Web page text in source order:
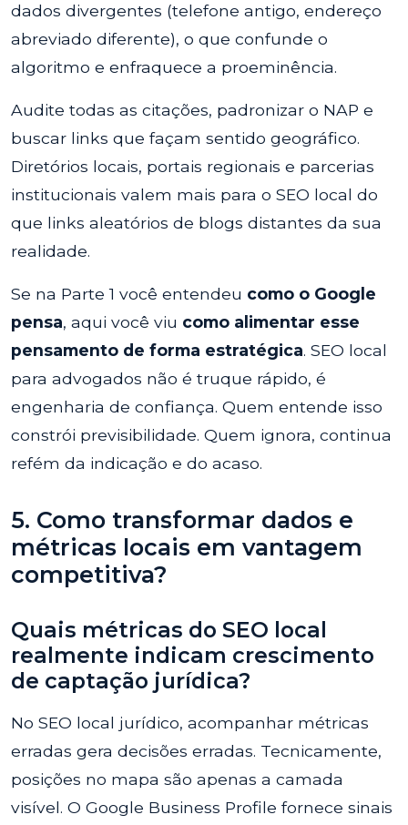
dados divergentes (telefone antigo, endereço
abreviado diferente), o que confunde o
algoritmo e enfraquece a proeminência.
Audite todas as citações, padronizar o NAP e
buscar links que façam sentido geográfico.
Diretórios locais, portais regionais e parcerias
institucionais valem mais para o SEO local do
que links aleatórios de blogs distantes da sua
realidade.
Se na Parte 1 você entendeu como o Google
pensa, aqui você viu como alimentar esse
pensamento de forma estratégica. SEO local
para advogados não é truque rápido, é
engenharia de confiança. Quem entende isso
constrói previsibilidade. Quem ignora, continua
refém da indicação e do acaso.
5. Como transformar dados e
métricas locais em vantagem
competitiva?
Quais métricas do SEO local
realmente indicam crescimento
de captação jurídica?
No SEO local jurídico, acompanhar métricas
erradas gera decisões erradas. Tecnicamente,
posições no mapa são apenas a camada
visível. O Google Business Profile fornece sinais